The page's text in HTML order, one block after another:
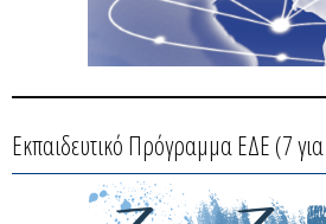
Εκπαιδευτικό Πρόγραμμα ΕΔΕ (7